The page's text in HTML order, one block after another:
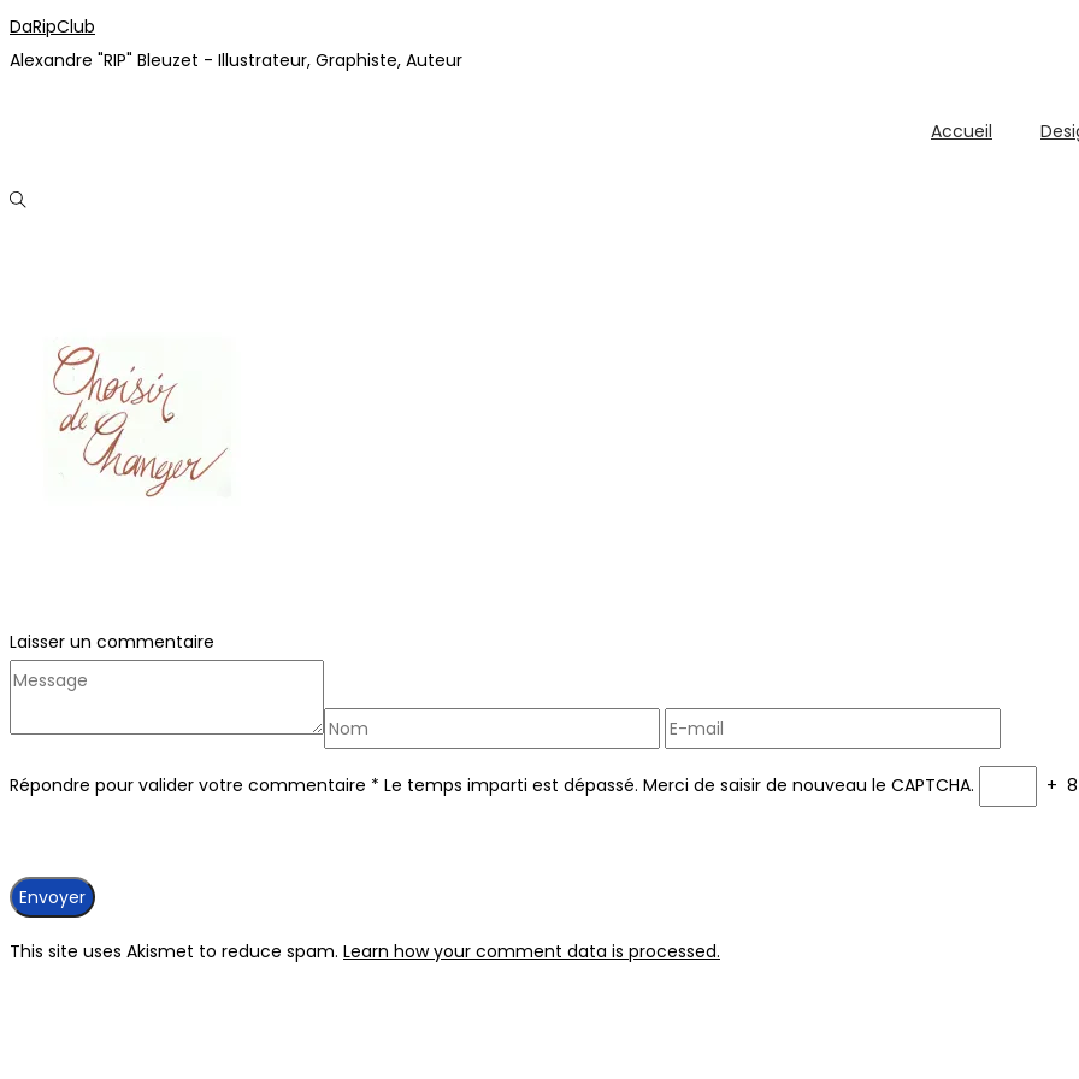
Passer
à
Passer
au
DaRipClub
Alexandre "RIP" Bleuzet - Illustrateur, Graphiste, Auteur
Accueil
Laisser un commentaire
Répondre pour valider votre commentaire * Le temps imparti est dépassé. Merci de saisir de nouveau le CAPTCHA. + 8
This site uses Akismet to reduce spam. Learn how your comment data is processed.